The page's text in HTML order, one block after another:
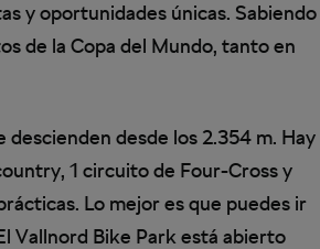
y oportunidades únicas. Sabiendo
de la Copa del Mundo, tanto en
desde los 2.354 m. Hay
1 circuito de Four-Cross y
Lo mejor es que puedes ir
Vallnord Bike Park está abierto